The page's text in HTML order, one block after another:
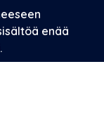
enää